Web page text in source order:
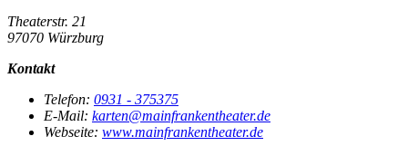
Theaterstr. 21
97070 Würzburg
Kontakt
Telefon: 0931 - 375375
E-Mail: karten@mainfrankentheater.de
Webseite: www.mainfrankentheater.de